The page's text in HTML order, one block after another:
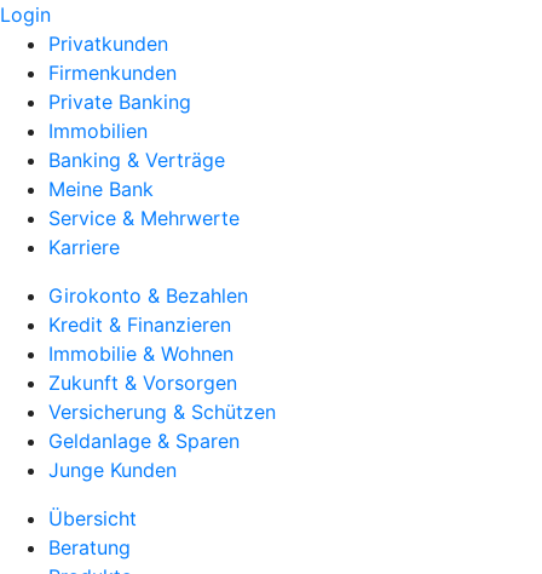
Login
Privatkunden
Firmenkunden
Private Banking
Immobilien
Banking & Verträge
Meine Bank
Service & Mehrwerte
Karriere
Girokonto & Bezahlen
Kredit & Finanzieren
Immobilie & Wohnen
Zukunft & Vorsorgen
Versicherung & Schützen
Geldanlage & Sparen
Junge Kunden
Übersicht
Beratung